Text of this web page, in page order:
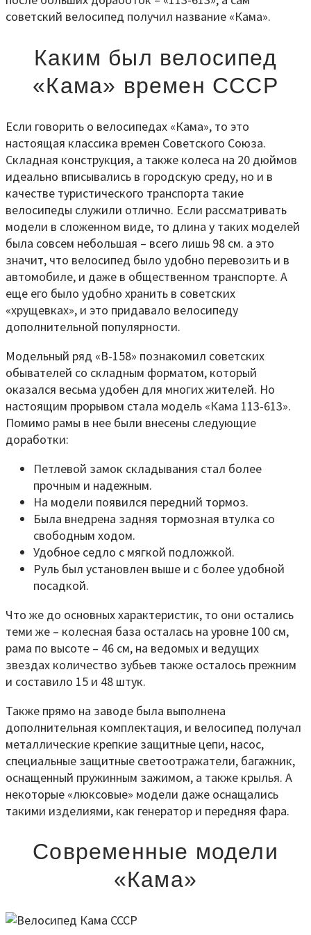
советский велосипед получил название «Кама».
Каким был велосипед
«Кама» времен СССР
Если говорить о велосипедах «Кама», то это
настоящая классика времен Советского Союза.
Складная конструкция, а также колеса на 20 дюймов
идеально вписывались в городскую среду, но и в
качестве туристического транспорта такие
велосипеды служили отлично. Если рассматривать
модели в сложенном виде, то длина у таких моделей
была совсем небольшая – всего лишь 98 см. а это
значит, что велосипед было удобно перевозить и в
автомобиле, и даже в общественном транспорте. А
еще его было удобно хранить в советских
«хрущевках», и это придавало велосипеду
дополнительной популярности.
Модельный ряд «В-158» познакомил советских
обывателей со складным форматом, который
оказался весьма удобен для многих жителей. Но
настоящим прорывом стала модель «Кама 113-613».
Помимо рамы в нее были внесены следующие
доработки:
Петлевой замок складывания стал более
прочным и надежным.
На модели появился передний тормоз.
Была внедрена задняя тормозная втулка со
свободным ходом.
Удобное седло с мягкой подложкой.
Руль был установлен выше и с более удобной
посадкой.
Что же до основных характеристик, то они остались
теми же – колесная база осталась на уровне 100 см,
рама по высоте – 46 см, на ведомых и ведущих
звездах количество зубьев также осталось прежним
и составило 15 и 48 штук.
Также прямо на заводе была выполнена
дополнительная комплектация, и велосипед получал
металлические крепкие защитные цепи, насос,
специальные защитные светоотражатели, багажник,
оснащенный пружинным зажимом, а также крылья. А
некоторые «люксовые» модели даже оснащались
такими изделиями, как генератор и передняя фара.
Современные модели
«Кама»